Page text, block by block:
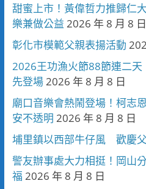
甜蜜上市！黃偉哲力推歸仁
樂兼做公益 2026 年 8 月 8 日
彰化市模範父親表揚活動
2026王功漁火節88節連二
先登場 2026 年 8 月 8 日
廟口音樂會熱鬧登場！柯志
安不透明 2026 年 8 月 8 日
埔里鎮以西部牛仔風 歡慶
警友辦事處大力相挺！岡山
福 2026 年 8 月 8 日